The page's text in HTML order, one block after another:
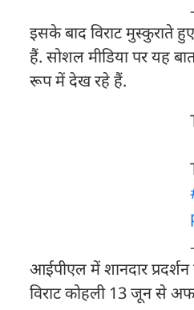
इसके बाद विराट मुस्कुराते
हैं. सोशल मीडिया पर यह
रूप में देख रहे हैं.
आईपीएल में शानदार
विराट कोहली 13 जून से